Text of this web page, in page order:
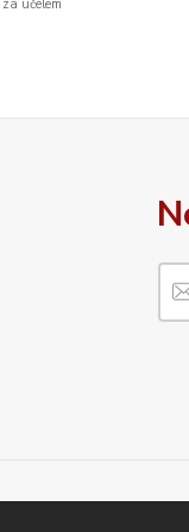
za účelem